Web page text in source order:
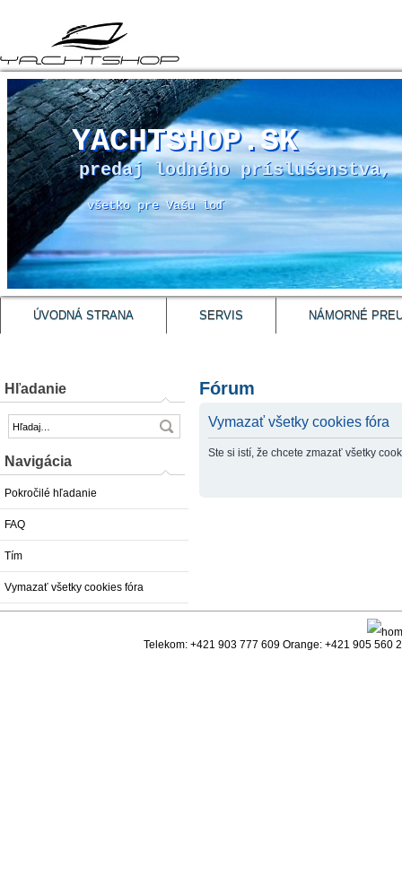
YACHTSHOP.SK
predaj lodného príslušenstva,
všetko pre Vašu loď
ÚVODNÁ STRANA SERVIS NÁMORNÉ
Hľadanie
Navigácia
Pokročilé hľadanie
FAQ
Tím
Vymazať všetky cookies fóra
Fórum
Vymazať všetky cookies fóra
Ste si istí, že chcete zmazať všetky
Telekom: +421 903 777 609 Orange: +421 905 560